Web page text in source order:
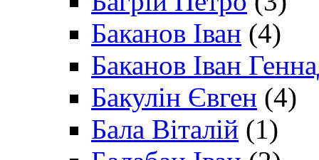
Баканов Іван (4)
Баканов Іван
Бакулін Євген (4)
Бала Віталій (1)